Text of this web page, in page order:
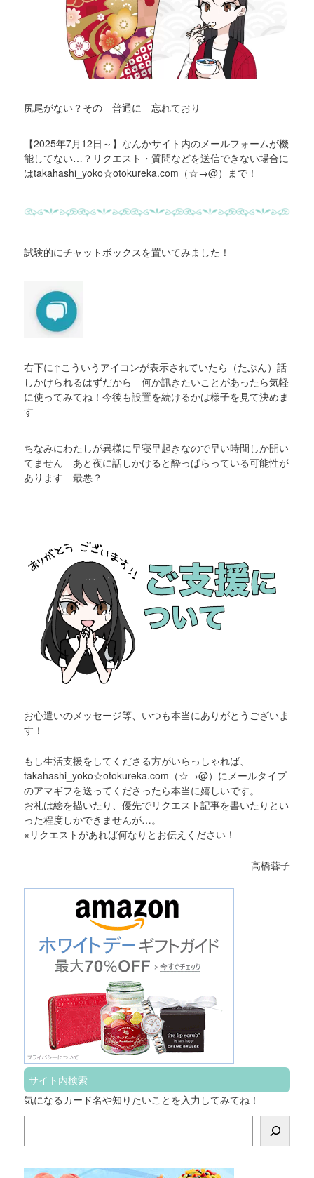
尻尾がない？その 普通に 忘れており
【2025年7月12日～】なんかサイト内のメールフォームが機
能してない…？リクエスト・質問などを送信できない場合に
はtakahashi_yoko☆otokureka.com（☆→@）まで！
試験的にチャットボックスを置いてみました！
右下に↑こういうアイコンが表示されていたら（たぶん）話
しかけられるはずだから 何か訊きたいことがあったら気軽
に使ってみてね！今後も設置を続けるかは様子を見て決めま
す
ちなみにわたしが異様に早寝早起きなので早い時間しか開い
てません あと夜に話しかけると酔っぱらっている可能性が
あります 最悪？
お心遣いのメッセージ等、いつも本当にありがとうございま
す！
もし生活支援をしてくださる方がいらっしゃれば、
takahashi_yoko☆otokureka.com（☆→@）にメールタイプ
のアマギフを送ってくださったら本当に嬉しいです。
お礼は絵を描いたり、優先でリクエスト記事を書いたりとい
った程度しかできませんが…。
※リクエストがあれば何なりとお伝えください！
高橋蓉子
サイト内検索
気になるカード名や知りたいことを入力してみてね！